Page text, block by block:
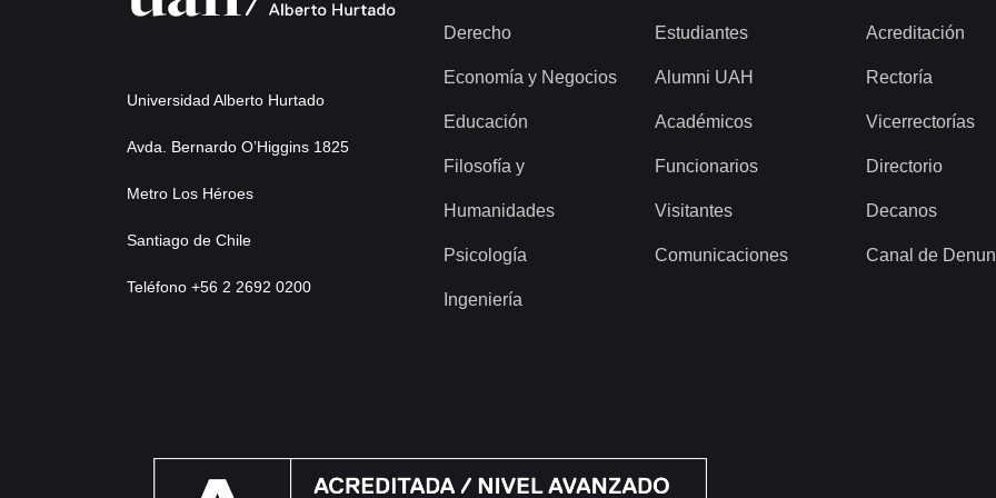
Universidad Alberto Hurtado
Avda. Bernardo O’Higgins 1825
Metro Los Héroes
Santiago de Chile
Teléfono +56 2 2692 0200
Derecho
Economía y Negocios
Educación
Filosofía y
Humanidades
Psicología
Ingeniería
Estudiantes
Alumni UAH
Académicos
Funcionarios
Visitantes
Comunicaciones
Acreditación
Rectoría
Vicerrectorías
Directorio
Decanos
Canal de